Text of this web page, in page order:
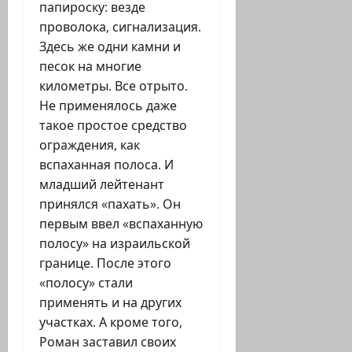
папироску: везде
проволока, сигнализация.
Здесь же одни камни и
песок на многие
километры. Все отрыто.
Не применялось даже
такое простое средство
ограждения, как
вспаханная полоса. И
младший лейтенант
принялся «пахать». Он
первым ввел «вспаханную
полосу» на израильской
границе. После этого
«полосу» стали
применять и на других
участках. А кроме того,
Роман заставил своих